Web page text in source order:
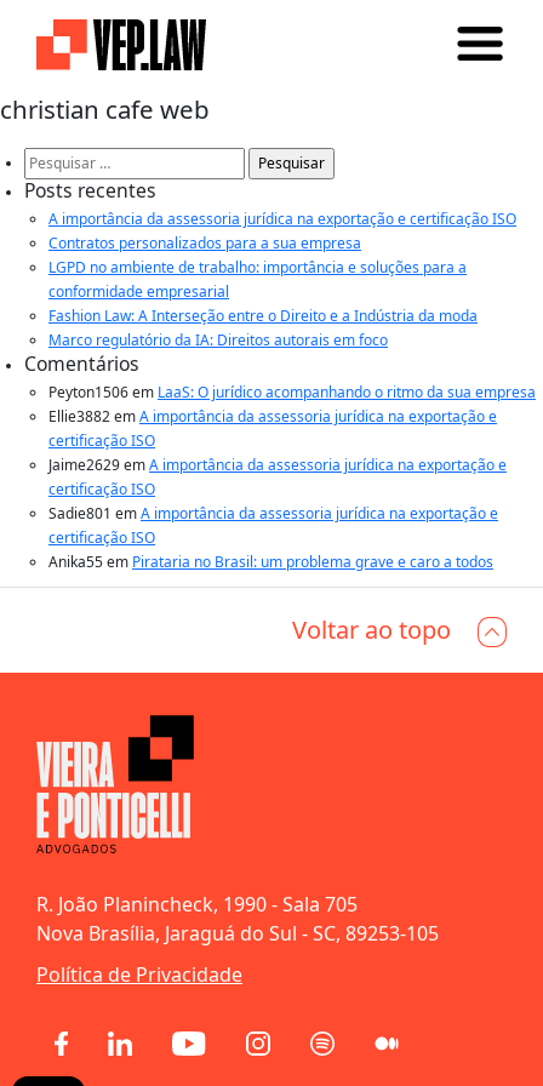
christian cafe web
Pesquisar
por:
Posts recentes
A importância da assessoria jurídica na exportação e certificação ISO
Contratos personalizados para a sua empresa
LGPD no ambiente de trabalho: importância e soluções para a
conformidade empresarial
Fashion Law: A Interseção entre o Direito e a Indústria da moda
Marco regulatório da IA: Direitos autorais em foco
Comentários
Peyton1506em LaaS: O jurídico acompanhando o ritmo da sua empresa
Ellie3882emA importância da assessoria jurídica na exportação e
certificação ISO
Jaime2629emA importância da assessoria jurídica na exportação e
certificação ISO
Sadie801 emA importância da assessoria jurídica na exportação e
certificação ISO
Anika55em Pirataria no Brasil: um problema grave e caro a todos
Voltar ao topo
R. João Planincheck, 1990 - Sala 705
Nova Brasília, Jaraguá do Sul - SC, 89253-105
Política de Privacidade